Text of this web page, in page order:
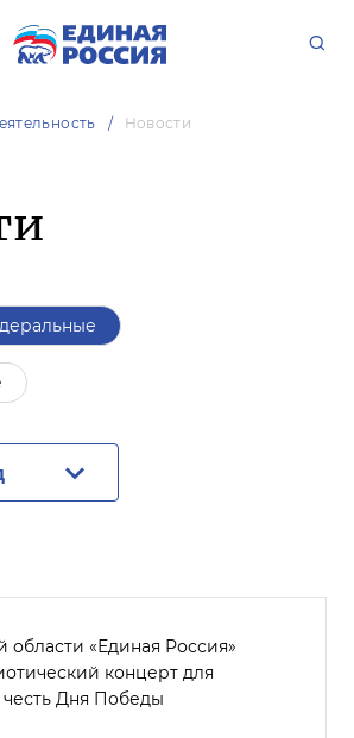
Новости
области «Единая Россия»
концерт для
Дня Победы